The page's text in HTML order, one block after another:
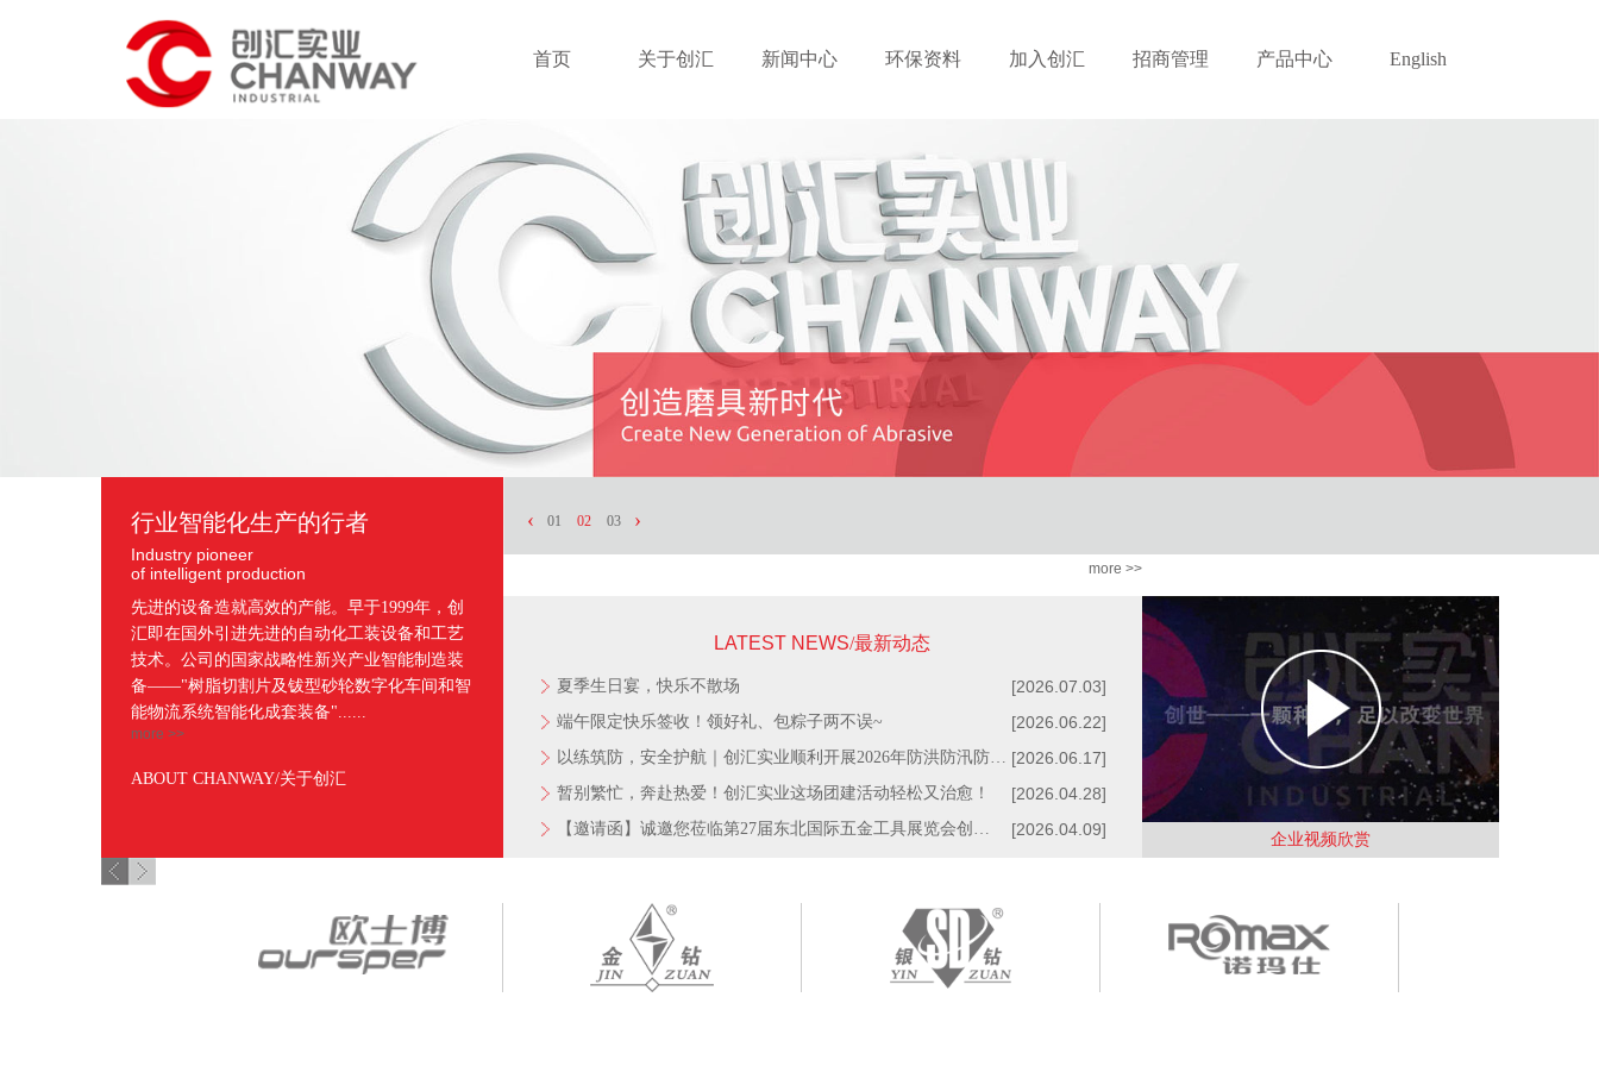
首页 关于创汇 新闻中心 环保资料 加入创汇 招商管理 产品中心 English
‹ 01 02 03 ›
行业智能化生产的行者
Industry pioneer
of intelligent production
先进的设备造就高效的产能。早于1999年，创
汇即在国外引进先进的自动化工装设备和工艺
技术。公司的国家战略性新兴产业智能制造装
备――"树脂切割片及钹型砂轮数字化车间和智
能物流系统智能化成套装备"......
more >>
ABOUT CHANWAY/关于创汇
more >>
LATEST NEWS/最新动态
[2026.07.03]
夏季生日宴，快乐不散场
[2026.06.22]
端午限定快乐签收！领好礼、包粽子两不误~
[2026.06.17]
以练筑防，安全护航｜创汇实业顺利开展2026年防洪防汛防…
[2026.04.28]
暂别繁忙，奔赴热爱！创汇实业这场团建活动轻松又治愈！
[2026.04.09]
【邀请函】诚邀您莅临第27届东北国际五金工具展览会创…
企业视频欣赏